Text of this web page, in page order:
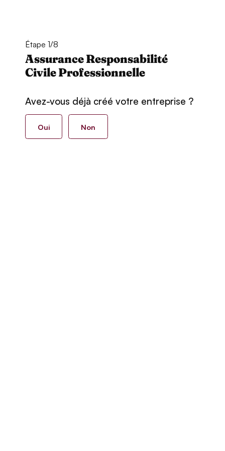
Étape 1/8
Assurance Responsabilité
Civile Professionnelle
Avez-vous déjà créé votre entreprise ?
Oui Non